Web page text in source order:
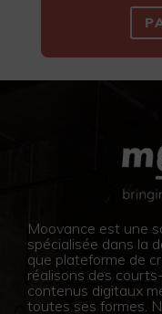
Moovance est une
spécialisée dans la
que plateforme de
réalisons des
contenus digitaux
toutes ses formes.